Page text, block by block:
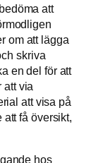
att
om att lägga
skriva
en del för att
att via
att visa på
få översikt,
hos